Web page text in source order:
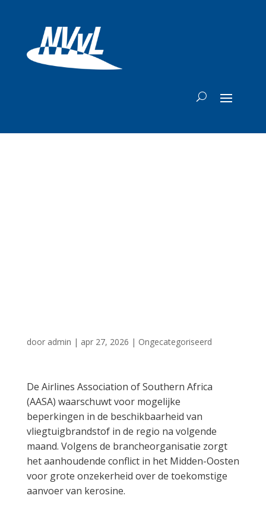
door admin | apr 27, 2026 | Ongecategoriseerd
De Airlines Association of Southern Africa
(AASA) waarschuwt voor mogelijke
beperkingen in de beschikbaarheid van
vliegtuigbrandstof in de regio na volgende
maand. Volgens de brancheorganisatie zorgt
het aanhoudende conflict in het Midden-Oosten
voor grote onzekerheid over de toekomstige
aanvoer van kerosine.